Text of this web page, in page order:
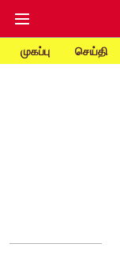
முகப்பு செய்தி